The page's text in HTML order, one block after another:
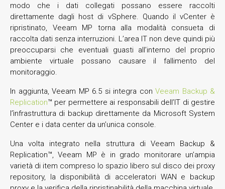
modo che i dati collegati possano essere raccolti
direttamente dagli host di vSphere. Quando il vCenter è
ripristinato, Veeam MP torna alla modalità consueta di
raccolta dati senza interruzioni. L’area IT non deve quindi più
preoccuparsi che eventuali guasti all’interno del proprio
ambiente virtuale possano causare il fallimento del
monitoraggio.
In aggiunta, Veeam MP 6.5 si integra con Veeam Backup &
Replication™ per permettere ai responsabili dell’IT di gestire
l’ìnfrastruttura di backup direttamente da Microsoft System
Center e i data center da un’unica console.
Una volta integrato nella struttura di Veeam Backup &
Replication™, Veeam MP è in grado monitorare un’ampia
varietà di item compreso lo spazio libero sul disco dei proxy
repository, la disponibilità di acceleratori WAN e backup